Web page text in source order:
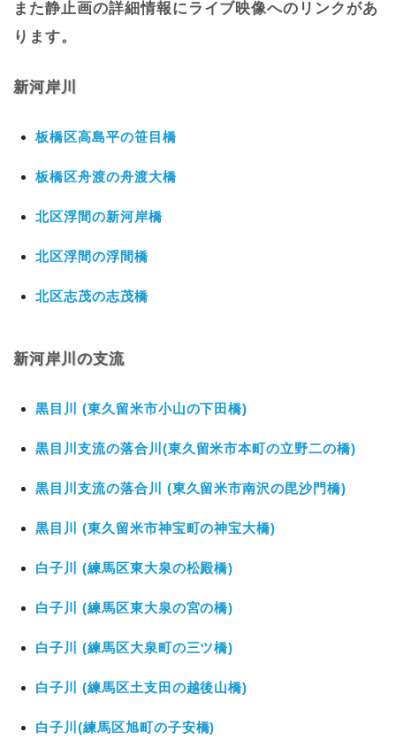
また静止画の詳細情報にライブ映像へのリンクがあ
ります。
新河岸川
板橋区高島平の笹目橋
板橋区舟渡の舟渡大橋
北区浮間の新河岸橋
北区浮間の浮間橋
北区志茂の志茂橋
新河岸川の支流
黒目川 (東久留米市小山の下田橋)
黒目川支流の落合川(東久留米市本町の立野二の橋)
黒目川支流の落合川 (東久留米市南沢の毘沙門橋)
黒目川 (東久留米市神宝町の神宝大橋)
白子川 (練馬区東大泉の松殿橋)
白子川 (練馬区東大泉の宮の橋)
白子川 (練馬区大泉町の三ツ橋)
白子川 (練馬区土支田の越後山橋)
白子川(練馬区旭町の子安橋)